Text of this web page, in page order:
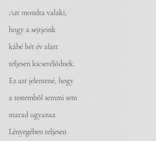
Azt mondta valaki,
hogy a sejtjeink
kábé hét év alatt
teljesen kicserélődnek.
Ez azt jelentené, hogy
a testemből semmi sem
marad ugyanaz.
Lényegében teljesen